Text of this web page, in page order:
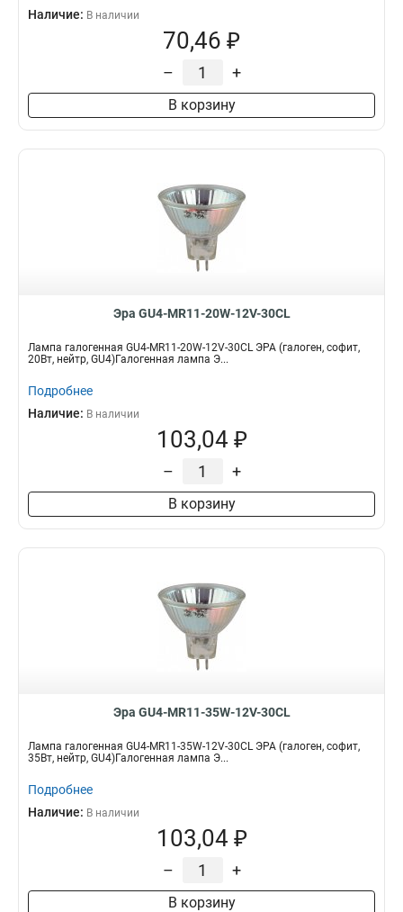
Наличие: В наличии
70,46 ₽
– +
В корзину
Эра GU4-MR11-20W-12V-30CL
Лампа галогенная GU4-MR11-20W-12V-30CL ЭРА (галоген, софит,
20Вт, нейтр, GU4)Галогенная лампа Э...
Подробнее
Наличие: В наличии
103,04 ₽
– +
В корзину
Эра GU4-MR11-35W-12V-30CL
Лампа галогенная GU4-MR11-35W-12V-30CL ЭРА (галоген, софит,
35Вт, нейтр, GU4)Галогенная лампа Э...
Подробнее
Наличие: В наличии
103,04 ₽
– +
В корзину